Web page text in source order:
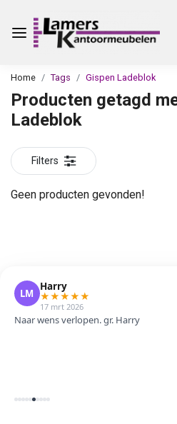
Home Tags Gispen Ladeblok
Producten getagd
Ladeblok
Filters
Geen producten gevonden!
LM
Harry
★★★★★
17 mrt 2026
Naar wens verlopen. gr. Harry